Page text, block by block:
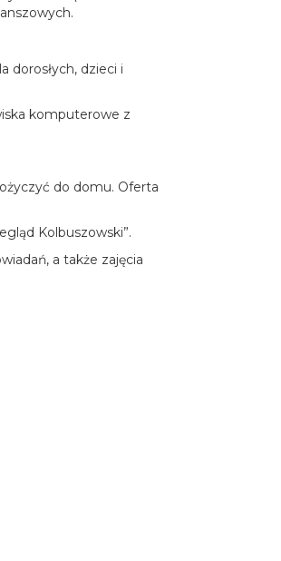
dorosłych, dzieci i
komputerowe z
do domu. Oferta
Kolbuszowski”.
a także zajęcia